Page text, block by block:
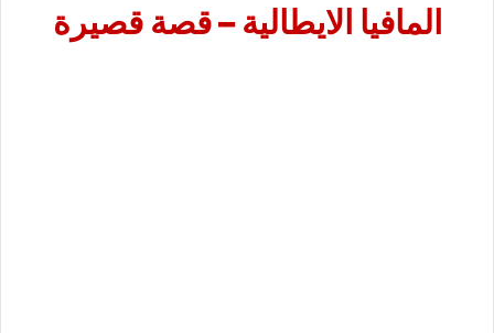
المافيا الايطالية – قصة قصيرة